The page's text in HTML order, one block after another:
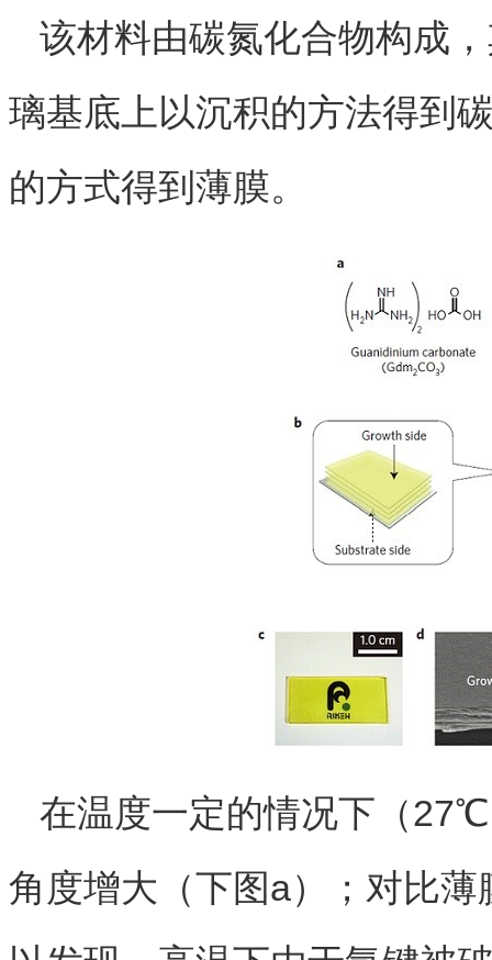
该材料由碳氮化合物构成
璃基底上以沉积的方法得到
的方式得到薄膜。
在温度一定的情况下（
角度增大（下图a）；对比